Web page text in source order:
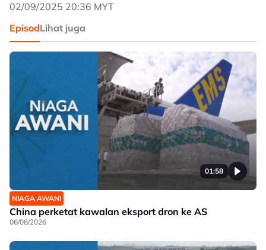
02/09/2025 20:36 MYT
EpisodLihat juga
01:58
NIAGA AWANI
China perketat kawalan eksport dron ke AS
06/08/2026